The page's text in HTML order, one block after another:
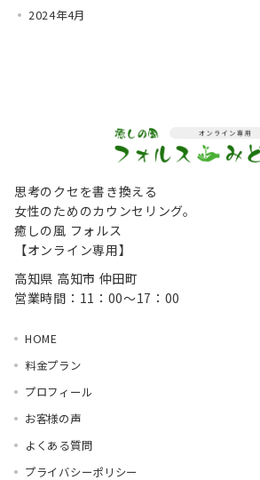
2024年4月
思考のクセを書き換える
女性のためのカウンセリング。
癒しの風 フォルス
【オンライン専用】
高知県 高知市 仲田町
営業時間：11：00～17：00
HOME
料金プラン
プロフィール
お客様の声
よくある質問
プライバシーポリシー